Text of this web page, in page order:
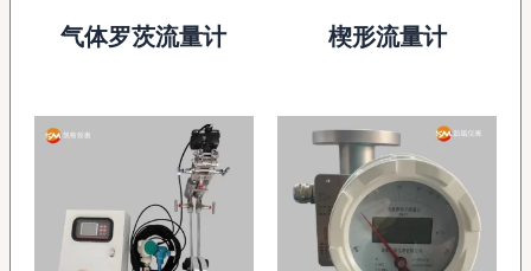
气体罗茨流量计 楔形流量计